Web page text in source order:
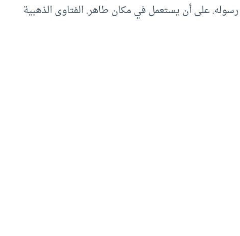
رسوله. على أن يستعمل في مكان طاهر. الفتاوى الذهبية